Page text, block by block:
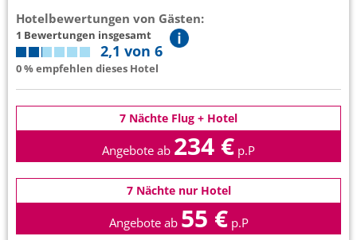
Hotelbewertungen von Gästen:
1 Bewertungen insgesamt
2,1 von 6
0 % empfehlen dieses Hotel
7 Nächte Flug + Hotel
Angebote ab 234 € p.P
7 Nächte nur Hotel
Angebote ab 55 € p.P